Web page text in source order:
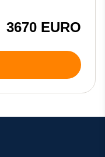
3670 EURO